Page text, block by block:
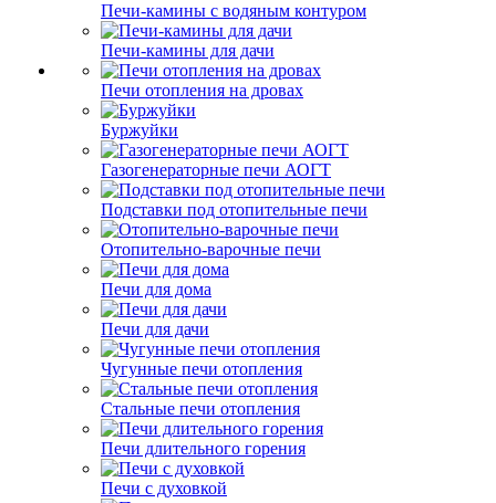
Печи-камины с водяным контуром
Печи-камины для дачи
Печи отопления на дровах
Буржуйки
Газогенераторные печи АОГТ
Подставки под отопительные печи
Отопительно-варочные печи
Печи для дома
Печи для дачи
Чугунные печи отопления
Стальные печи отопления
Печи длительного горения
Печи с духовкой